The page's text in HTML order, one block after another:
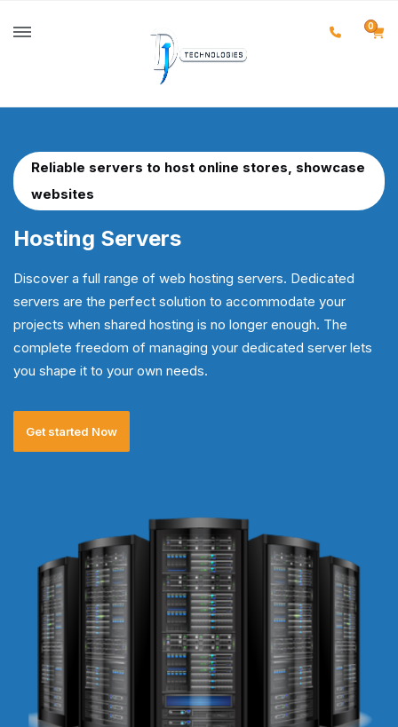
0
Reliable servers to host online stores, showcase
websites
Hosting Servers
Discover a full range of web hosting servers. Dedicated
servers are the perfect solution to accommodate your
projects when shared hosting is no longer enough. The
complete freedom of managing your dedicated server lets
you shape it to your own needs.
Get started Now